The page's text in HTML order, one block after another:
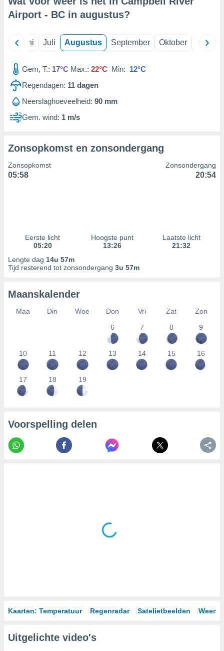
Airport - BC in augustus?
Juni Juli Augustus September Oktober
Gem, T.: 17°C Max.: 22°C Min: 12°C
Regendagen: 11 dagen
Neerslaghoeveelheid: 90 mm
Gem. wind: 1 m/s
Zonsopkomst en zonsondergang
Zonsopkomst
05:58
Zonsondergang
20:54
Eerste licht
05:20
Hoogste punt
13:26
Laatste licht
21:32
Lengte dag 14u 57m
Tijd resterend tot zonsondergang 3u 57m
Maanskalender
Maa Din Woe Don Vri Zat
Zon
6
7 8 9
10 11 12 13 14 15 16
17 18 19
Voorspelling delen
Kaarten: Temperatuur Regenradar Satelietbeelden
Uitgelichte video's